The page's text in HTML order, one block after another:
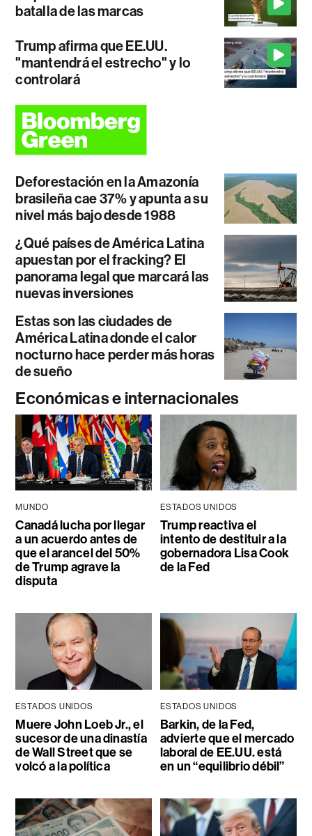
batalla de las marcas
Trump afirma que EE.UU.
"mantendrá el estrecho" y lo
controlará
Deforestación en la Amazonía
brasileña cae 37% y apunta a su
nivel más bajo desde 1988
¿Qué países de América Latina
apuestan por el fracking? El
panorama legal que marcará las
nuevas inversiones
Estas son las ciudades de
América Latina donde el calor
nocturno hace perder más horas
de sueño
Económicas e internacionales
MUNDO
Canadá lucha por llegar
a un acuerdo antes de
que el arancel del 50%
de Trump agrave la
disputa
ESTADOS UNIDOS
Trump reactiva el
intento de destituir a la
gobernadora Lisa Cook
de la Fed
ESTADOS UNIDOS
Muere John Loeb Jr., el
sucesor de una dinastía
de Wall Street que se
volcó a la política
ESTADOS UNIDOS
Barkin, de la Fed,
advierte que el mercado
laboral de EE.UU. está
en un “equilibrio débil”